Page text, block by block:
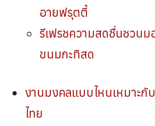
อายฟรุตตี้
รีเฟรชความสดชื่นชวนม
ขนมกะทิสด
งานมงคลแบบไหนเหมาะ
ไทย